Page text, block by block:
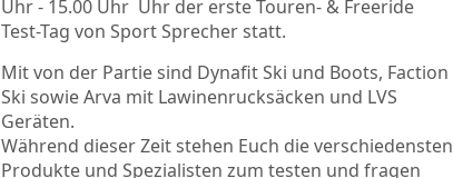
Uhr - 15.00 Uhr Uhr der erste Touren- & Freeride
Test-Tag von Sport Sprecher statt.
Mit von der Partie sind Dynafit Ski und Boots, Faction
Ski sowie Arva mit Lawinenrucksäcken und LVS
Geräten.
Während dieser Zeit stehen Euch die verschiedensten
Produkte und Spezialisten zum testen und fragen